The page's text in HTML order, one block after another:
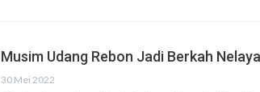
Musim Udang Rebon Jadi Berkah
30 Mei 2022